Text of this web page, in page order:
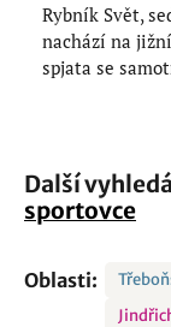
Rybník Svět,
nachází na
spjata se
Další
sportovce
Oblasti: